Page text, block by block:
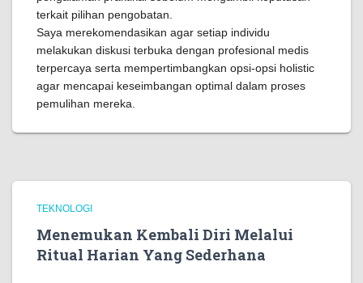
terkait pilihan pengobatan.
Saya merekomendasikan agar setiap individu
melakukan diskusi terbuka dengan profesional medis
terpercaya serta mempertimbangkan opsi-opsi holistic
agar mencapai keseimbangan optimal dalam proses
pemulihan mereka.
TEKNOLOGI
Menemukan Kembali Diri Melalui
Ritual Harian Yang Sederhana